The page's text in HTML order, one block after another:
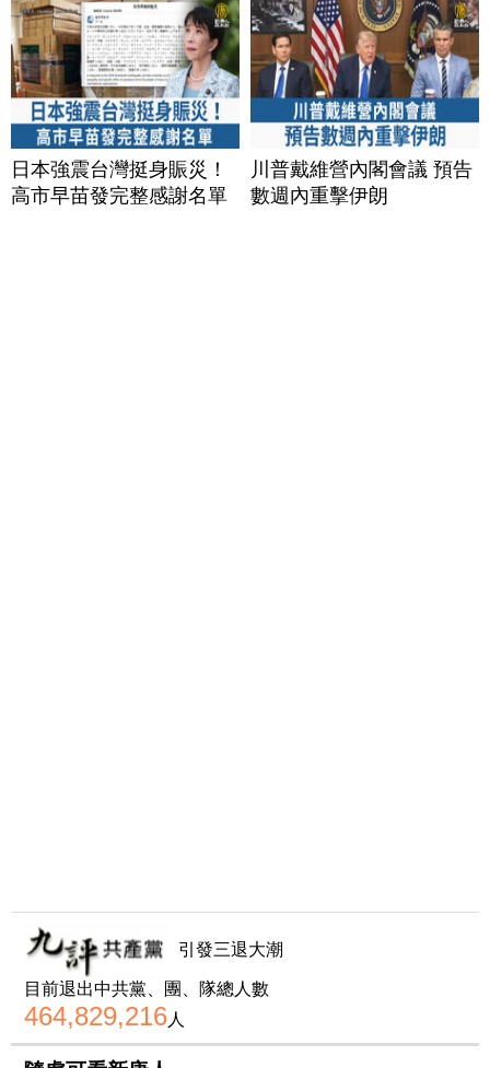
日本強震台灣挺身賑災！
高市早苗發完整感謝名單
川普戴維營內閣會議 預告
數週內重擊伊朗
引發三退大潮
目前退出中共黨、團、隊總人數
464,829,216人